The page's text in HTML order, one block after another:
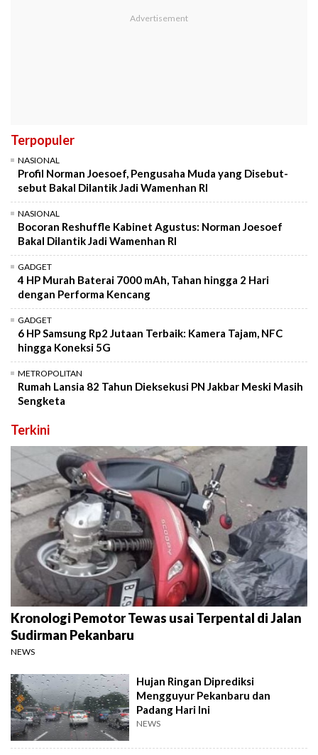
Terpopuler
NASIONAL
Profil Norman Joesoef, Pengusaha Muda yang Disebut-
sebut Bakal Dilantik Jadi Wamenhan RI
NASIONAL
Bocoran Reshuffle Kabinet Agustus: Norman Joesoef
Bakal Dilantik Jadi Wamenhan RI
GADGET
4 HP Murah Baterai 7000 mAh, Tahan hingga 2 Hari
dengan Performa Kencang
GADGET
6 HP Samsung Rp2 Jutaan Terbaik: Kamera Tajam, NFC
hingga Koneksi 5G
METROPOLITAN
Rumah Lansia 82 Tahun Dieksekusi PN Jakbar Meski Masih
Sengketa
Terkini
Kronologi Pemotor Tewas usai Terpental di Jalan
Sudirman Pekanbaru
NEWS
Hujan Ringan Diprediksi
Mengguyur Pekanbaru dan
Padang Hari Ini
NEWS